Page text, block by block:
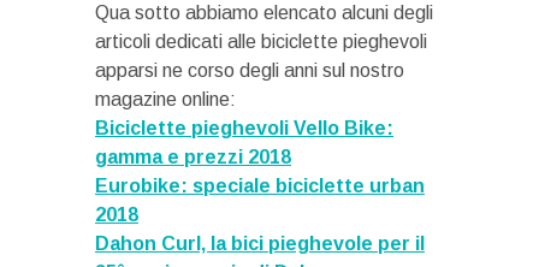
Qua sotto abbiamo elencato alcuni degli
articoli dedicati alle biciclette pieghevoli
apparsi ne corso degli anni sul nostro
magazine online:
Biciclette pieghevoli Vello Bike:
gamma e prezzi 2018
Eurobike: speciale biciclette urban
2018
Dahon Curl, la bici pieghevole per il